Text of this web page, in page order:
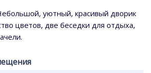
уютный, красивый дворик
цветов, две беседки для отдыха,